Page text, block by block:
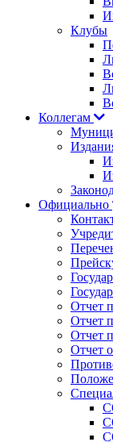
Клубы
Коллегам
Официально
Отчет
Отчет
Отчет
Отчет о